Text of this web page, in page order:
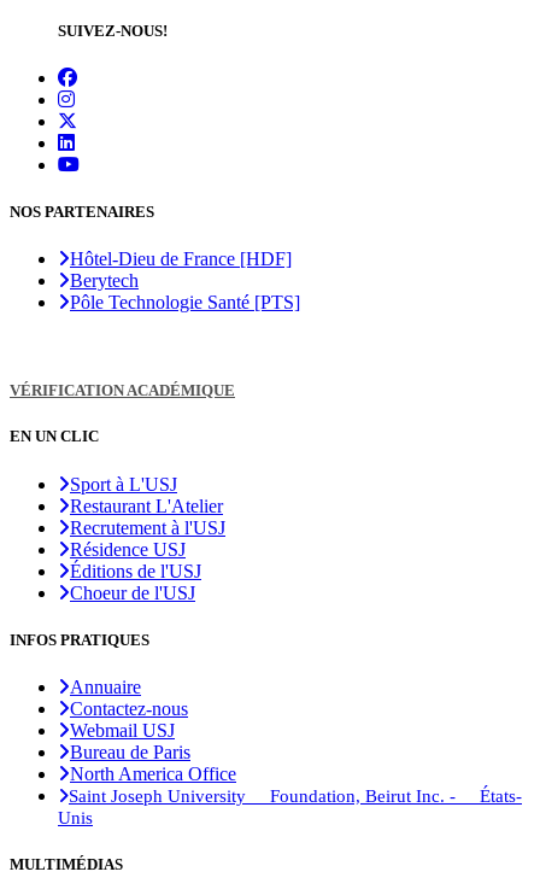
SUIVEZ-NOUS!
NOS PARTENAIRES
Hôtel-Dieu de France [HDF]
Berytech
Pôle Technologie Santé [PTS]
VÉRIFICATION ACADÉMIQUE
EN UN CLIC
Sport à L'USJ
Restaurant L'Atelier
Recrutement à l'USJ
Résidence USJ
Éditions de l'USJ
Choeur de l'USJ
INFOS PRATIQUES
Annuaire
Contactez-nous
Webmail USJ
Bureau de Paris
North America Office
Saint Joseph University Foundation, Beirut Inc. - États-
Unis
MULTIMÉDIAS